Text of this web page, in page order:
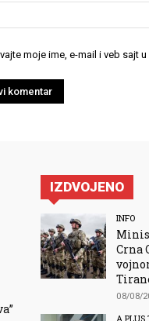
moje ime, e-mail i veb sajt
IZDVOJENO
INFO
Crna
08/08/
A PLUS